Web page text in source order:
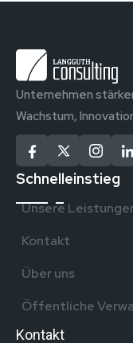
Unternehmen
Wachstum,
Schnelleinstieg
Unsere
Kontakt
Über uns
Öffentliche
Kontakt